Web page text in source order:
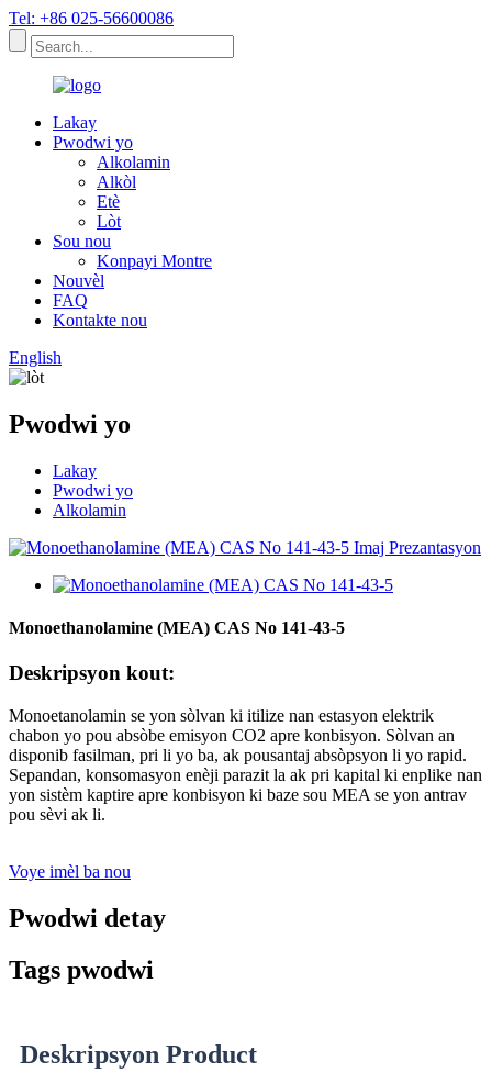
Tel: +86 025-56600086
Lakay
Pwodwi yo
Alkolamin
Alkòl
Etè
Lòt
Sou nou
Konpayi Montre
Nouvèl
FAQ
Kontakte nou
English
Pwodwi yo
Lakay
Pwodwi yo
Alkolamin
Monoethanolamine (MEA) CAS No 141-43-5
Deskripsyon kout:
Monoetanolamin se yon sòlvan ki itilize nan estasyon elektrik
chabon yo pou absòbe emisyon CO2 apre konbisyon. Sòlvan an
disponib fasilman, pri li yo ba, ak pousantaj absòpsyon li yo rapid.
Sepandan, konsomasyon enèji parazit la ak pri kapital ki enplike nan
yon sistèm kaptire apre konbisyon ki baze sou MEA se yon antrav
pou sèvi ak li.
Voye imèl ba nou
Pwodwi detay
Tags pwodwi
Deskripsyon Product